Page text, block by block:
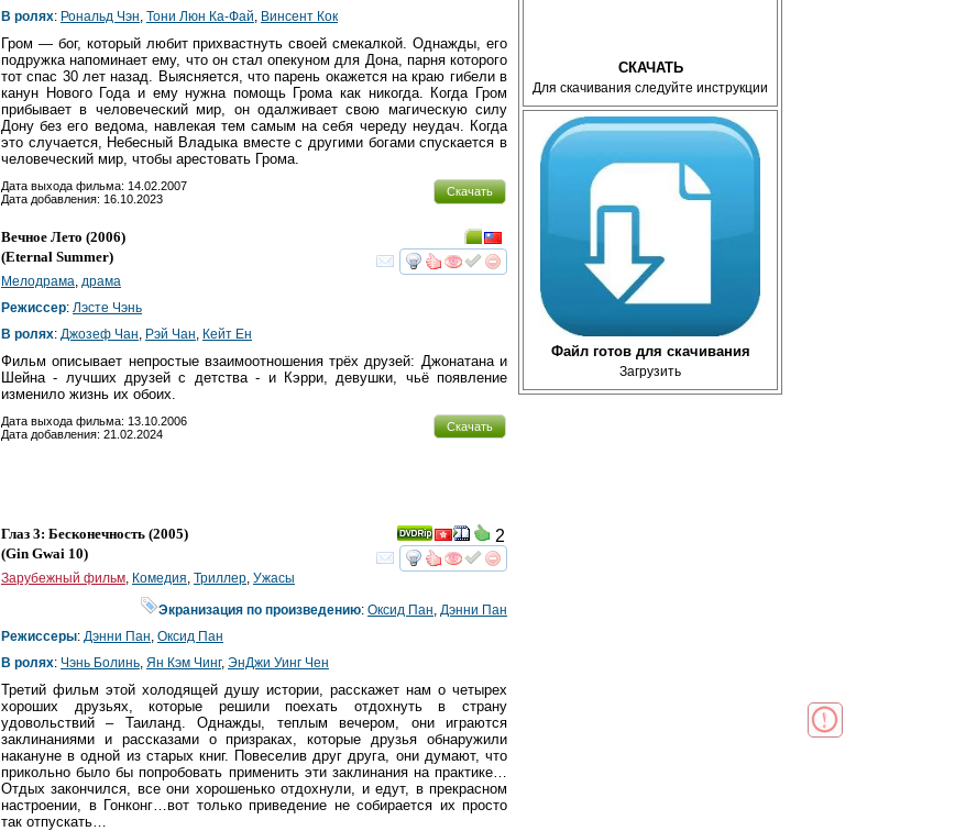
СКАЧАТЬ
Для скачивания следуйте инструкции
Файл готов для скачивания
Загрузить
В ролях: Рональд Чэн, Тони Люн Ка-Фай, Винсент Кок
Гром — бог, который любит прихвастнуть своей смекалкой. Однажды, его
подружка напоминает ему, что он стал опекуном для Дона, парня которого
тот спас 30 лет назад. Выясняется, что парень окажется на краю гибели в
канун Нового Года и ему нужна помощь Грома как никогда. Когда Гром
прибывает в человеческий мир, он одалживает свою магическую силу
Дону без его ведома, навлекая тем самым на себя череду неудач. Когда
это случается, Небесный Владыка вместе с другими богами спускается в
человеческий мир, чтобы арестовать Грома.
Скачать
Дата выхода фильма: 14.02.2007
Дата добавления: 16.10.2023
смотретьинтересует
Вечное Лето (2006)
(Eternal Summer)
Мелодрама, драма
Режиссер: Лэсте Чэнь
В ролях: Джозеф Чан, Рэй Чан, Кейт Ен
Фильм описывает непростые взаимоотношения трёх друзей: Джонатана и
Шейна - лучших друзей с детства - и Кэрри, девушки, чьё появление
изменило жизнь их обоих.
Скачать
Дата выхода фильма: 13.10.2006
Дата добавления: 21.02.2024
смотретьинтересует
2
Глаз 3: Бесконечность (2005)
(Gin Gwai 10)
Зарубежный фильм, Комедия, Триллер, Ужасы
Экранизация по произведению: Оксид Пан, Дэнни Пан
Режиссеры: Дэнни Пан, Оксид Пан
В ролях: Чэнь Болинь, Ян Кэм Чинг, ЭнДжи Уинг Чен
Третий фильм этой холодящей душу истории, расскажет нам о четырех
хороших друзьях, которые решили поехать отдохнуть в страну
удовольствий – Таиланд. Однажды, теплым вечером, они играются
заклинаниями и рассказами о призраках, которые друзья обнаружили
накануне в одной из старых книг. Повеселив друг друга, они думают, что
прикольно было бы попробовать применить эти заклинания на практике…
Отдых закончился, все они хорошенько отдохнули, и едут, в прекрасном
настроении, в Гонконг…вот только приведение не собирается их просто
так отпускать…